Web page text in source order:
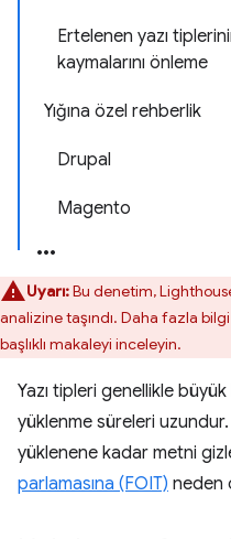
Ertelenen yazı
kaymalarını önleme
Yığına özel rehberlik
Drupal
Magento
Uyarı:Bu denetim,
analizine taşındı. Daha fazla
başlıklı makaleyi inceleyin.
Yazı tipleri genellikle
yüklenme süreleri uzundur.
yüklenene kadar metni
parlamasına (FOIT) neden